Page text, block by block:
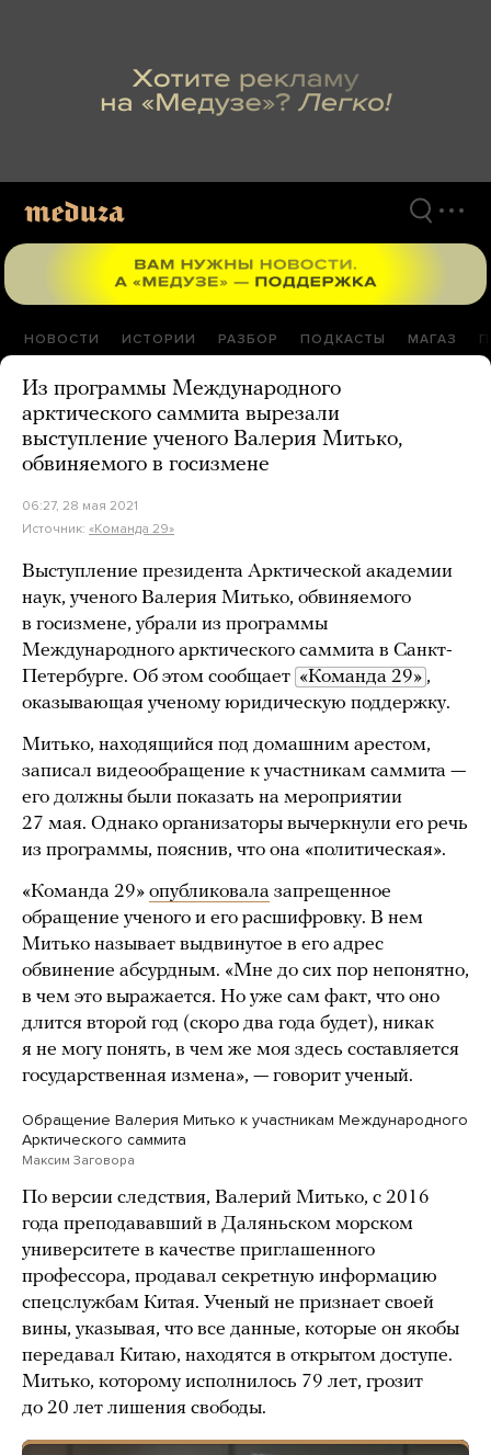
НОВОСТИ ИСТОРИИ РАЗБОР ПОДКАСТЫ МАГАЗ
Из программы Международного
арктического саммита вырезали
выступление ученого Валерия Митько,
обвиняемого в госизмене
06:27, 28 мая 2021
Источник: «Команда 29»
Выступление президента Арктической академии
наук, ученого Валерия Митько, обвиняемого
в госизмене, убрали из программы
Международного арктического саммита в Санкт-
Петербурге. Об этом сообщает «Команда 29» ,
оказывающая ученому юридическую поддержку.
Митько, находящийся под домашним арестом,
записал видеообращение к участникам саммита —
его должны были показать на мероприятии
27 мая. Однако организаторы вычеркнули его речь
из программы, пояснив, что она «политическая».
«Команда 29» опубликовала запрещенное
обращение ученого и его расшифровку. В нем
Митько называет выдвинутое в его адрес
обвинение абсурдным. «Мне до сих пор непонятно,
в чем это выражается. Но уже сам факт, что оно
длится второй год (скоро два года будет), никак
я не могу понять, в чем же моя здесь составляется
государственная измена», — говорит ученый.
Обращение Валерия Митько к участникам Международного
Арктического саммита
Максим Заговора
По версии следствия, Валерий Митько, с 2016
года преподававший в Даляньском морском
университете в качестве приглашенного
профессора, продавал секретную информацию
спецслужбам Китая. Ученый не признает своей
вины, указывая, что все данные, которые он якобы
передавал Китаю, находятся в открытом доступе.
Митько, которому исполнилось 79 лет, грозит
до 20 лет лишения свободы.